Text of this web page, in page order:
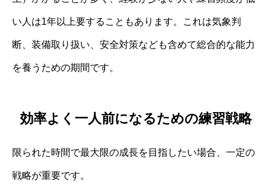
い人は1年以上要することもあります。これは気象判
断、装備取り扱い、安全対策なども含めて総合的な能力
を養うための期間です。
効率よく一人前になるための練習戦略
限られた時間で最大限の成長を目指したい場合、一定の
戦略が重要です。